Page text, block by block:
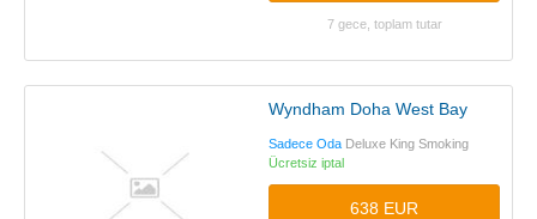
7 gece, toplam tutar
Wyndham Doha West Bay
Sadece Oda Deluxe King Smoking
Ücretsiz iptal
638 EUR